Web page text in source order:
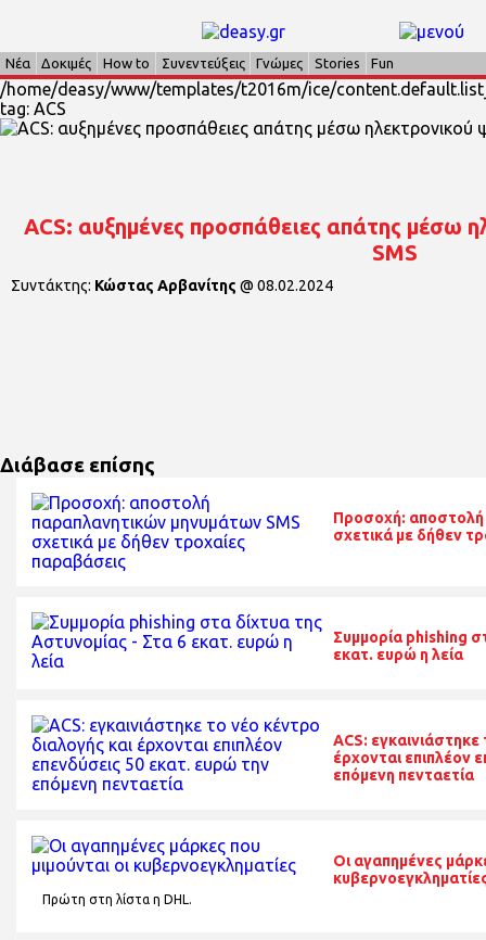
Νέα Δοκιμές How to Συνεντεύξεις Γνώμες Stories Fun
/home/deasy/www/templates/t2016m/ice/
tag: ACS
ACS: αυξημένες προσπάθειες απάτης μέσω
SMS
Συντάκτης: Κώστας Αρβανίτης @ 08.02.2024
Διάβασε επίσης
Προσοχή: αποστολή
σχετικά με δήθεν
Συμμορία phishing
εκατ. ευρώ η λεία
ACS:
έρχονται επιπλέον
επόμενη πενταετία
Οι αγαπημένες
Πρώτη στη λίστα η DHL.